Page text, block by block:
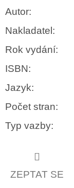
Autor:
Nakladatel :
Rok vydání:
ISBN:
Jazyk:
Počet stran:
Typ vazby:
ZEPTAT SE